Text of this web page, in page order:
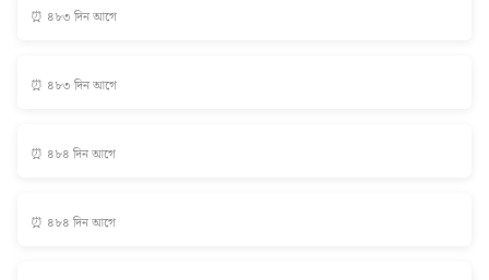
⏰ ৪৮৩ দিন আগে
⏰ ৪৮৩ দিন আগে
⏰ ৪৮৪ দিন আগে
⏰ ৪৮৪ দিন আগে